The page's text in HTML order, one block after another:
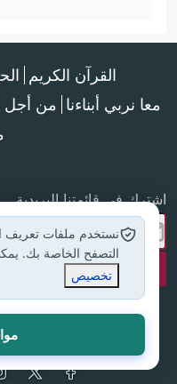
القرآن الكريم
معا نربي أبناءنا من أجل
اشترك في قائمتنا البريدية
جميع الحقوق محفوظة
نستخدم ملفات تعريف
التصفح الخاصة بك.
تخصيص